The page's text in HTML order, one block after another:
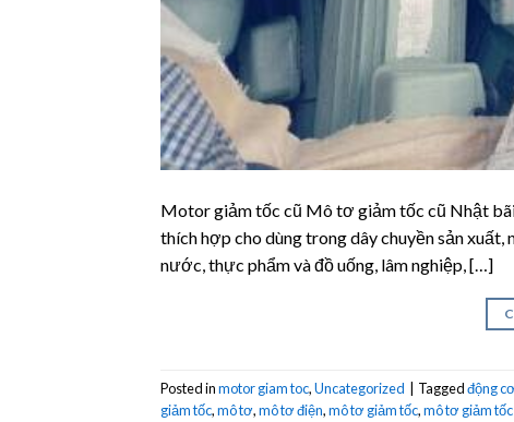
Motor giảm tốc cũ Mô tơ giảm tốc cũ Nhật
thích hợp cho dùng trong dây chuyền sản xuất,
nước, thực phẩm và đồ uống, lâm nghiệp, […]
Posted inmotor giam toc,Uncategorized Taggedđộng
giảm tốc,mô tơ,mô tơ điện,mô tơ giảm tốc,mô tơ giảm